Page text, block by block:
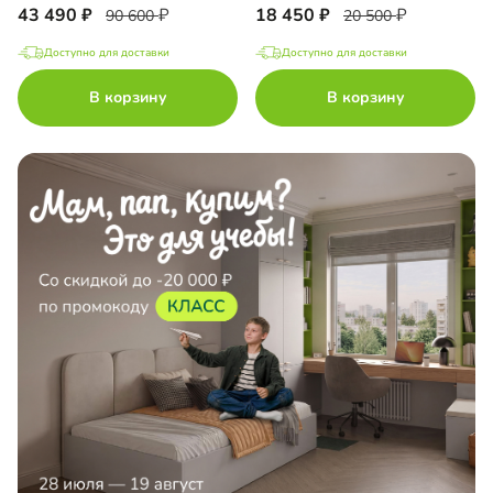
43 490 90 600
Доступно для доставки
В корзину
18 450 20 500
Доступно для доставки
В корзину